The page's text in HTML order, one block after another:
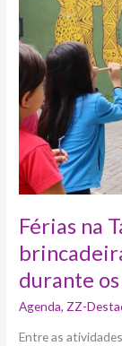
Férias na
durante
Agenda, ZZ-
Entre as
oferece
jogos,
brincadeiras
oficinas
de
artesanato
durante
os
fins
de
semana
de
janeiro